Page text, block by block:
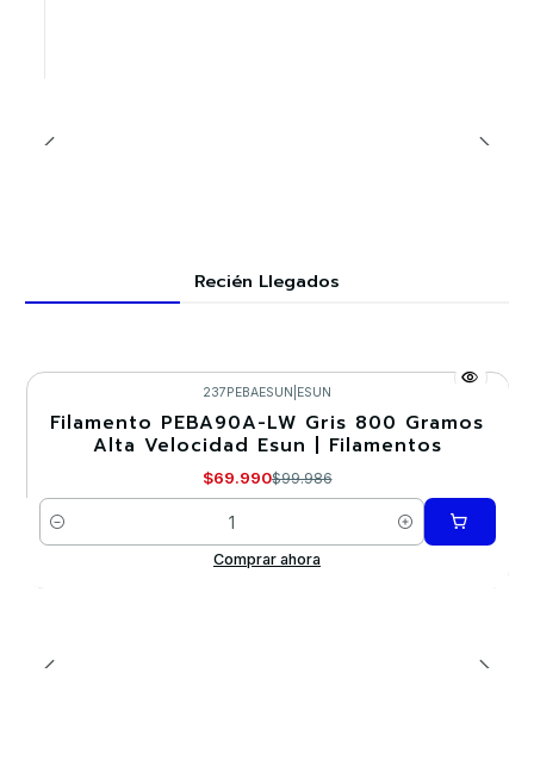
Recién Llegados
-30%
237PEBAESUN ESUN
Filamento PEBA90A-LW Gris 800 Gramos
Alta Velocidad Esun | Filamentos
$69.990$99.986
Cantidad
Comprar ahora